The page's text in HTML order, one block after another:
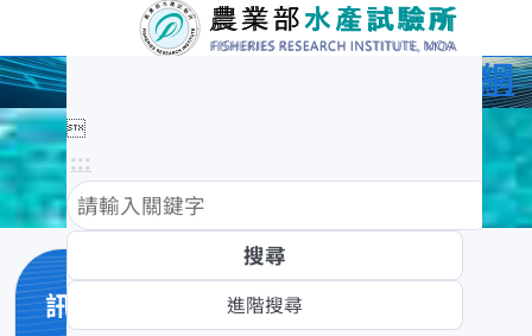
農業部水產試驗所全球資訊網

:::
訊息與活動